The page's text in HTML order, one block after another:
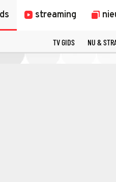
streaming
TV GIDS NU &